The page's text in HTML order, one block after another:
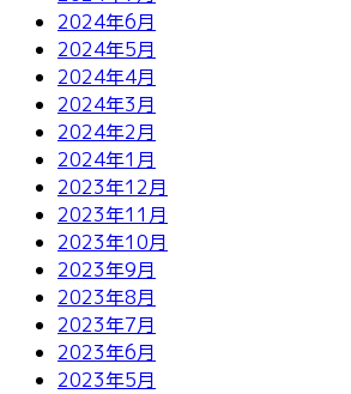
2024年6月
2024年5月
2024年4月
2024年3月
2024年2月
2024年1月
2023年12月
2023年11月
2023年10月
2023年9月
2023年8月
2023年7月
2023年6月
2023年5月